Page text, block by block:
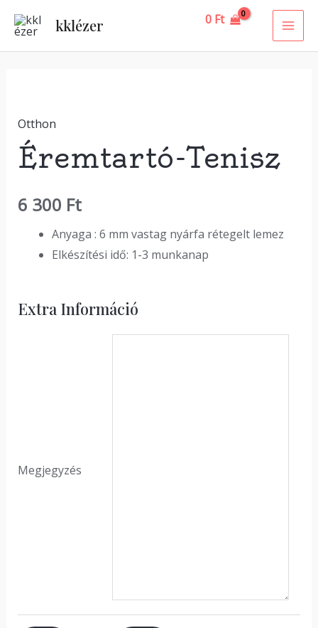
content
kklézer 0 Ft
Otthon
Éremtartó-Tenisz
6 300 Ft
Anyaga : 6 mm vastag nyárfa rétegelt lemez
Elkészítési idő: 1-3 munkanap
Extra Információ
Megjegyzés